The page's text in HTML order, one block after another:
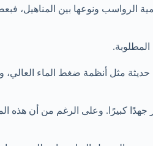
الرواسب ونوعها بين
حديثة مثل أنظمة ضغط الماء
جهدًا كبيرًا. وعلى الرغم من أن هذه